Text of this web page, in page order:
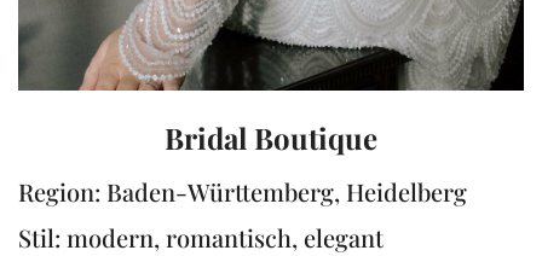
Bridal Boutique
Region: Baden-Württemberg, Heidelberg
Stil: modern, romantisch, elegant